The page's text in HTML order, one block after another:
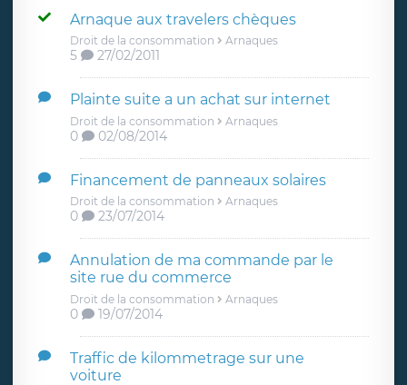
Arnaque aux travelers chèques
Droit de la consommation Arnaques
5 27/02/2011
Plainte suite a un achat sur internet
Droit de la consommation Arnaques
0 02/08/2014
Financement de panneaux solaires
Droit de la consommation Arnaques
0 23/07/2014
Annulation de ma commande par le
site rue du commerce
Droit de la consommation Arnaques
0 19/07/2014
Traffic de kilommetrage sur une
voiture